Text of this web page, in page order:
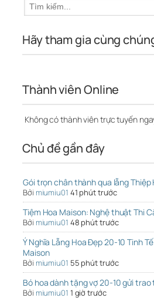
Hãy tham gia cùng
Thành viên Online
Không có thành viên trực tuyến
Chủ đề gần đây
Gói trọn chân thành qua lẵng Thiệp
Bởi miumiu01 41 phút trước
Tiệm Hoa Maison: Nghệ thuật Thi
Bởi miumiu01 48 phút trước
Ý Nghĩa Lẵng Hoa Đẹp 20-10 Tinh
Maison
Bởi miumiu01 55 phút trước
Bó hoa dành tặng vợ 20-10 gửi
Bởi miumiu01 1 giờ trước